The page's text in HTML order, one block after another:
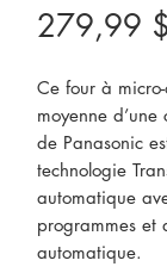
279,99 $
Ce four à
moyenne
de Panasonic
technologie
automatique
programmes et
automatique.